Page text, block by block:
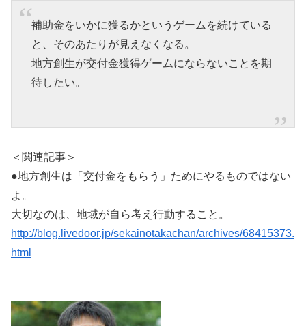
補助金をいかに獲るかというゲームを続けている
と、そのあたりが見えなくなる。
地方創生が交付金獲得ゲームにならないことを期
待したい。
＜関連記事＞
●地方創生は「交付金をもらう」ためにやるものではない
よ。
大切なのは、地域が自ら考え行動すること。
http://blog.livedoor.jp/sekainotakachan/archives/68415373.
html